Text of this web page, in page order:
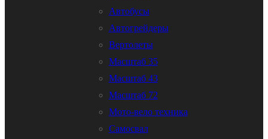
Автобусы
Автогрейдеры
Вертолеты
Масштаб 35
Масштаб 43
Масштаб 72
Мото-вело техника
Самосвал